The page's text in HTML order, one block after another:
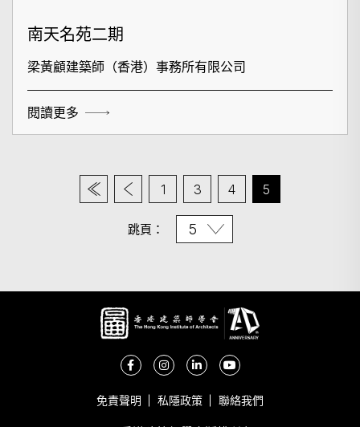
南天名苑二期
梁黃顧建築師（香港）事務所有限公司
閱讀更多
1 3 4 5
跳頁：
免責聲明 私隱政策 聯絡我們